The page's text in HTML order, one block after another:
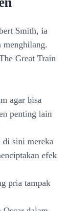
Smith, ia
menghilang.
Great Train
agar bisa
penting lain
di sini mereka
efek
pria tampak